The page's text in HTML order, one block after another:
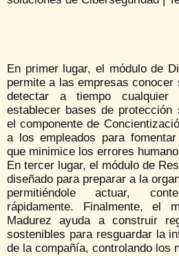
En primer lugar, el módulo de
permite a las empresas
detectar a tiempo cualquier
establecer bases de protección
el componente de
a los empleados para
que minimice los errores
En tercer lugar, el módulo de
diseñado para preparar a la
permitiéndole actuar,
rápidamente. Finalmente, el
Madurez ayuda a construir
sostenibles para resguardar la
de la compañía, controlando los